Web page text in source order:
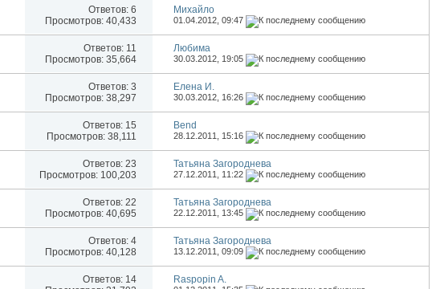
Ответов: 6
Просмотров: 40,433
Михайло
01.04.2012,09:47
Ответов: 11
Просмотров: 35,664
Любима
30.03.2012, 19:05
Ответов: 3
Просмотров: 38,297
Елена И.
30.03.2012, 16:26
Ответов: 15
Просмотров: 38,111
Bend
28.12.2011, 15:16
Ответов: 23
Просмотров: 100,203
Татьяна Загороднева
27.12.2011, 11:22
Ответов: 22
Просмотров: 40,695
Татьяна Загороднева
22.12.2011, 13:45
Ответов: 4
Просмотров: 40,128
Татьяна Загороднева
13.12.2011,09:09
Ответов: 14
Raspopin A.